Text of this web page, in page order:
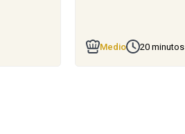
Medio 20 minutos